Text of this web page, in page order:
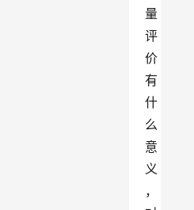
量
评
价
有
什
么
意
义
，